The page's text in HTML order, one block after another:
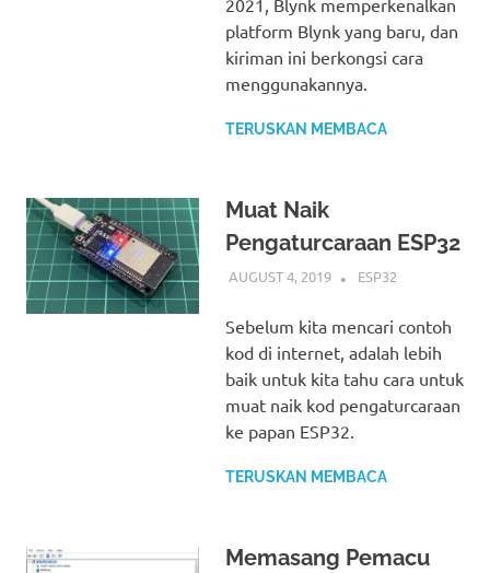
platform Blynk yang baru, dan
kiriman ini berkongsi cara
menggunakannya.
TERUSKAN MEMBACA
Muat Naik
Pengaturcaraan ESP32
AUGUST 4, 2019 IDRIS
ESP32
Sebelum kita mencari contoh
kod di internet, adalah lebih
baik untuk kita tahu cara untuk
muat naik kod pengaturcaraan
ke papan ESP32.
TERUSKAN MEMBACA
Memasang Pemacu